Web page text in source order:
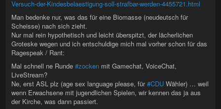
Versuch-der-Kindesbelaestigung-soll-strafbar-werden-4455721.html
Man bedenke nur, was das für eine Biomasse (neudeutsch für
Scheisse) nach sich zieht.
Nur mal rein hypothetisch und leicht überspitzt, der lächerlichen
Groteske wegen und ich entschuldige mich mal vorher schon für das
Ragespeak / Rant:
Mal schnell ne Runde #zocken mit Gamechat, VoiceChat,
LiveStream?
Ne, erst ASL plz (age sex language please, für#CDU Wähler) … weil
wenn Erwachsene mit jugendlichen Spielen, wir kennen das ja aus
der Kirche, was dann passiert.